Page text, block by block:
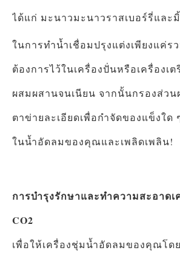
ได้แก่ มะนาวมะนาวราสเบอร์รี่และ
ในการทำน้ำเชื่อมปรุงแต่งเพียงแค่
ต้องการไว้ในเครื่องปั่นหรือเครื่องเ
ผสมผสานจนเนียน จากนั้นกรองส่ว
ตาข่ายละเอียดเพื่อกำจัดของแข็งใด
ในน้ำอัดลมของคุณและเพลิดเพลิน!
การบำรุงรักษาและทำความสะอาด
CO2
เพื่อให้เครื่องชุ่มน้ำอัดลมของคุณโด